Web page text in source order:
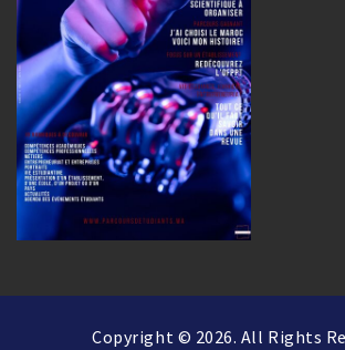
Copyright © 2026. All Rights